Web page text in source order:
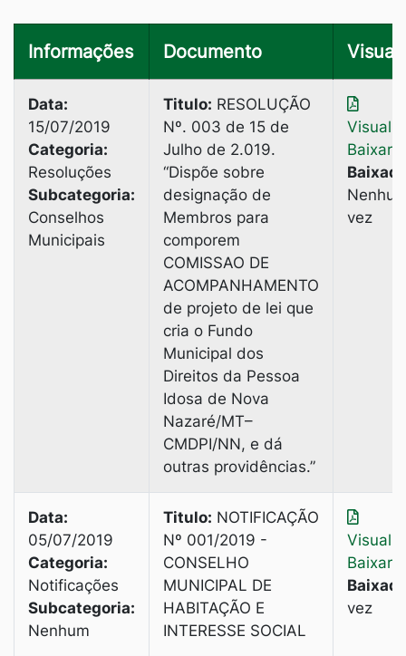
Informações Documento
Data:
15/07/2019
Categoria:
Resoluções
Subcategoria:
Conselhos
Municipais
Titulo: RESOLUÇÃO
Nº. 003 de 15 de
Julho de 2.019.
“Dispõe sobre
designação de
Membros para
comporem
COMISSAO DE
ACOMPANHAMENTO
de projeto de lei que
cria o Fundo
Municipal dos
Direitos da Pessoa
Idosa de Nova
Nazaré/MT–
CMDPI/NN, e dá
outras providências.”
Baixar
vez
Data:
05/07/2019
Categoria:
Notificações
Subcategoria:
Nenhum
Titulo: NOTIFICAÇÃO
Nº 001/2019 -
CONSELHO
MUNICIPAL DE
HABITAÇÃO E
INTERESSE SOCIAL
Baixar
vez